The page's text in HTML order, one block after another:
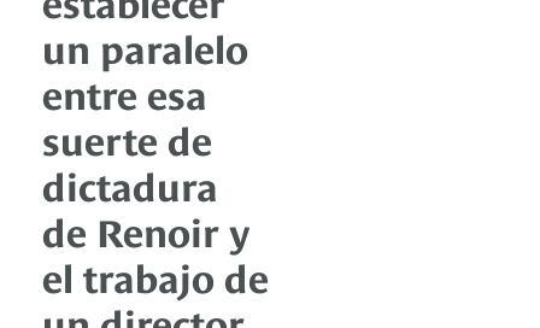
un paralelo
entre esa
suerte de
dictadura
de Renoir y
el trabajo de